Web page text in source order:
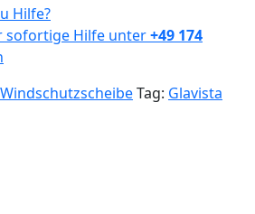
Hilfe?
sofortige Hilfe unter+49 174
WindschutzscheibeTag: Glavista